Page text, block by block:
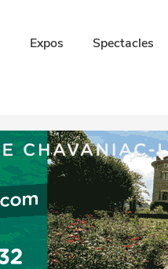
Expos Spectacles